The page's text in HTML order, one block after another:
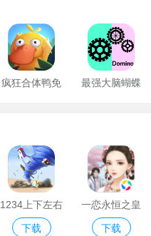
疯狂合体鸭免 最强大脑蝴蝶
1234上下左右
游戏
下载
一恋永恒之皇
后驾到九游版
下载